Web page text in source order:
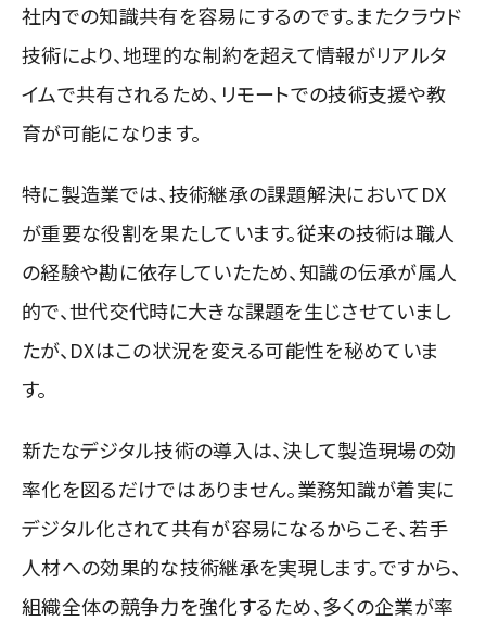
社内での知識共有を容易にするのです。またクラウド
技術により、地理的な制約を超えて情報がリアルタ
イムで共有されるため、リモートでの技術支援や教
育が可能になります。
特に製造業では、技術継承の課題解決においてDX
が重要な役割を果たしています。従来の技術は職人
の経験や勘に依存していたため、知識の伝承が属人
的で、世代交代時に大きな課題を生じさせていまし
たが、DXはこの状況を変える可能性を秘めていま
す。
新たなデジタル技術の導入は、決して製造現場の効
率化を図るだけではありません。業務知識が着実に
デジタル化されて共有が容易になるからこそ、若手
人材への効果的な技術継承を実現します。ですから、
組織全体の競争力を強化するため、多くの企業が率